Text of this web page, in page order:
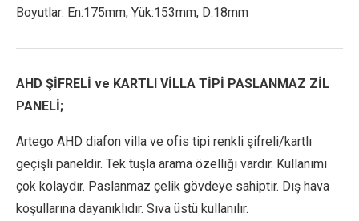
Boyutlar: En:175mm, Yük:153mm, D:18mm
AHD ŞİFRELİ ve KARTLI VİLLA TİPİ PASLANMAZ ZİL
PANELİ;
Artego AHD diafon villa ve ofis tipi renkli şifreli/kartlı
geçişli paneldir. Tek tuşla arama özelliği vardır. Kullanımı
çok kolaydır. Paslanmaz çelik gövdeye sahiptir. Dış hava
koşullarına dayanıklıdır. Sıva üstü kullanılır.